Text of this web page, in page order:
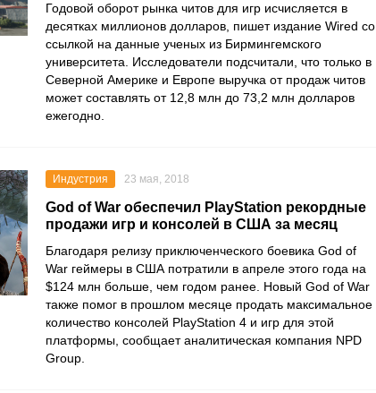
Годовой оборот рынка читов для игр исчисляется в
десятках миллионов долларов, пишет издание Wired со
ссылкой на данные ученых из Бирмингемского
университета. Исследователи подсчитали, что только в
Северной Америке и Европе выручка от продаж читов
может составлять от 12,8 млн до 73,2 млн долларов
ежегодно.
Индустрия 23 мая, 2018
God of War обеспечил PlayStation рекордные
продажи игр и консолей в США за месяц
Благодаря релизу приключенческого боевика God of
War геймеры в США потратили в апреле этого года на
$124 млн больше, чем годом ранее. Новый God of War
также помог в прошлом месяце продать максимальное
количество консолей PlayStation 4 и игр для этой
платформы, сообщает аналитическая компания NPD
Group.